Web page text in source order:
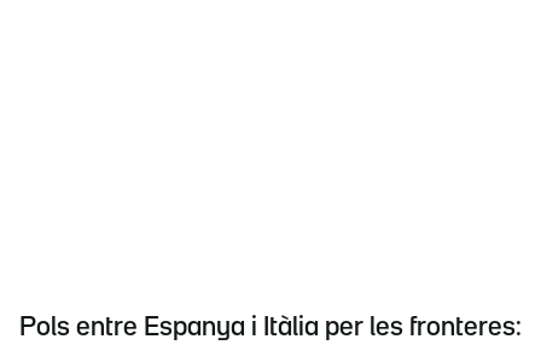
Pols entre Espanya i Itàlia per les fronteres: